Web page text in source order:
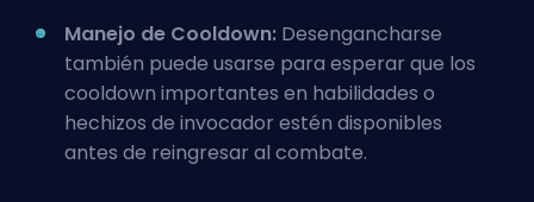
Manejo de Cooldown: Desengancharse
también puede usarse para esperar que los
cooldown importantes en habilidades o
hechizos de invocador estén disponibles
antes de reingresar al combate.